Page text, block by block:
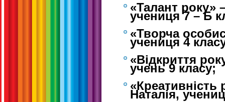
«Талант року»
учениця 7 – Б
«Творча
учениця 4
«Відкриття
учень 9 класу;
«Креативність
Наталія,